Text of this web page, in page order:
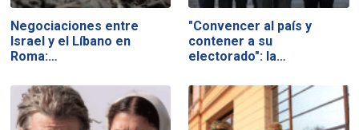
Negociaciones entre
Israel y el Líbano en
Roma:…
"Convencer al país y
contener a su
electorado": la…